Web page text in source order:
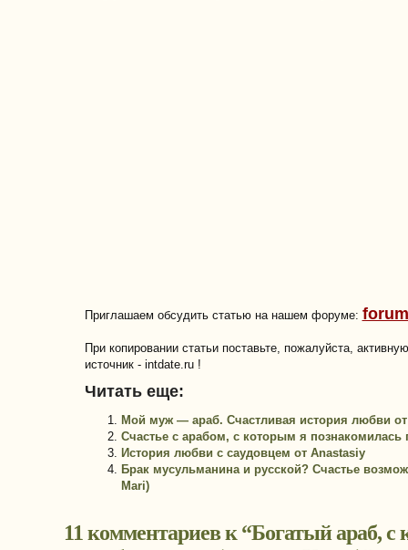
Приглашаем обсудить статью на нашем форуме:
При копировании статьи поставьте, пожалуйста,
источник - intdate.ru !
Читать еще:
Мой муж — араб. Счастливая история любви
Счастье с арабом, с которым я познакомилась
История любви с саудовцем от Anastasiy
Брак мусульманина и русской? Счастье
Mari)
11 комментариев к “Богатый араб, с